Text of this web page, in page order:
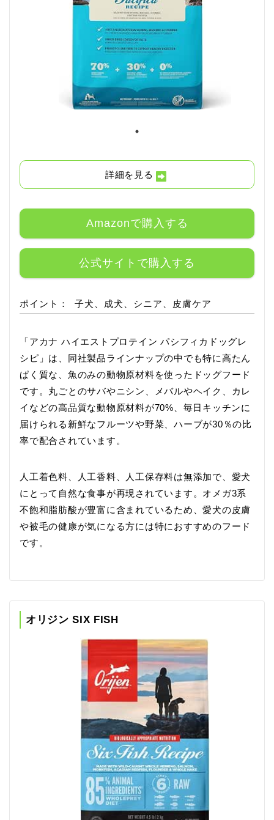
詳細を見る
Amazonで購入する
公式サイトで購入する
ポイント： 子犬、成犬、シニア、皮膚ケア
「アカナ ハイエストプロテイン パシフィカドッグレ
シピ」は、同社製品ラインナップの中でも特に高たん
ぱく質な、魚のみの動物原材料を使ったドッグフード
です。丸ごとのサバやニシン、メバルやヘイク、カレ
イなどの高品質な動物原材料が70%、毎日キッチンに
届けられる新鮮なフルーツや野菜、ハーブが30％の比
率で配合されています。
人工着色料、人工香料、人工保存料は無添加で、愛犬
にとって自然な食事が再現されています。オメガ3系
不飽和脂肪酸が豊富に含まれているため、愛犬の皮膚
や被毛の健康が気になる方には特におすすめのフード
です。
オリジン SIX FISH